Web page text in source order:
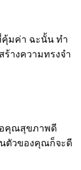
คุ้มค่า ฉะนั้น ทำ
างความทรงจำ
อคุณสุขภาพดี
นตัวของคุณก็จะดี